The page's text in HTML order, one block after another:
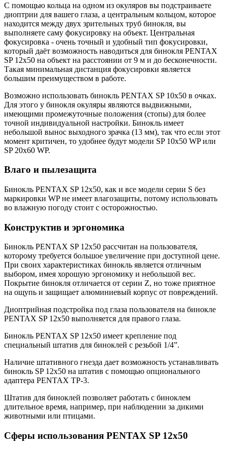
С помощью кольца на одном из окуляров вы подстраиваете
диоптрии для вашего глаза, а центральным кольцом, которое
находится между двух зрительных труб бинокля, вы
выполняете саму фокусировку на объект. Центральная
фокусировка - очень точный и удобный тип фокусировки,
который даёт возможность наводиться для бинокля PENTAX
SP 12x50 на объект на расстоянии от 9 м и до бесконечности.
Такая минимальная дистанция фокусировки является
большим преимуществом в работе.
Возможно использовать бинокль PENTAX SP 10x50 в очках.
Для этого у бинокля окуляры являются выдвижными,
имеющими промежуточные положения (стопы) для более
точной индивидуальной настройки. Бинокль имеет
небольшой вынос выходного зрачка (13 мм), так что если этот
момент критичен, то удобнее будут модели SP 10x50 WP или
SP 20x60 WP.
Влаго и пылезащита
Бинокль PENTAX SP 12x50, как и все модели серии S без
маркировки WP не имеет влагозащиты, потому использовать
во влажную погоду стоит с осторожностью.
Конструктив и эргономика
Бинокль PENTAX SP 12x50 рассчитан на пользователя,
которому требуется большое увеличение при доступной цене.
При своих характеристиках бинокль является отличным
выбором, имея хорошую эргономику и небольшой вес.
Покрытие бинокля отличается от серии Z, но тоже приятное
на ощупь и защищает алюминиевый корпус от повреждений.
Диоптрийная подстройка под глаза пользователя на бинокле
PENTAX SP 12x50 выполняется для правого глаза.
Бинокль PENTAX SP 12x50 имеет крепление под
специальный штатив для биноклей с резьбой 1/4”.
Наличие штативного гнезда дает возможность устанавливать
бинокль SP 12x50 на штатив с помощью опционального
адаптера PENTAX TP-3.
Штатив для биноклей позволяет работать с биноклем
длительное время, например, при наблюдении за дикими
животными или птицами.
Сферы использования PENTAX SP 12x50